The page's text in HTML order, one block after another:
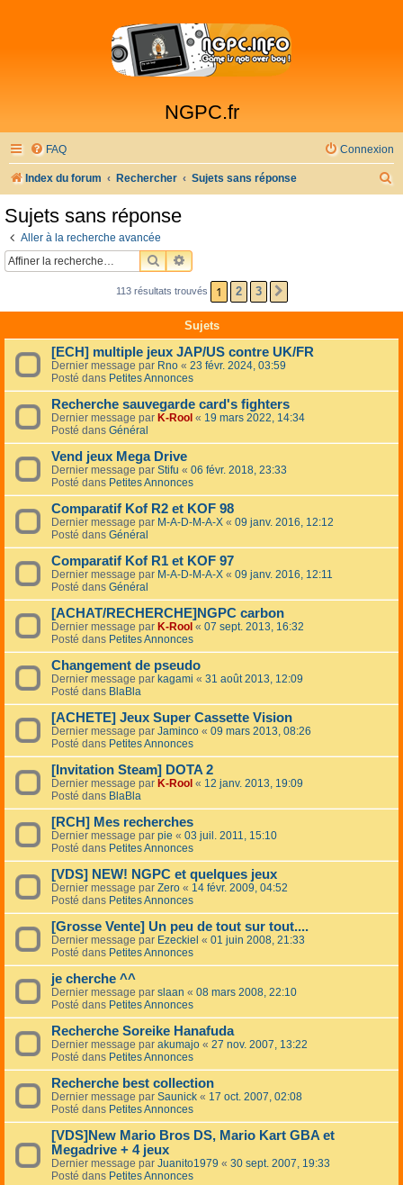
NGPC.fr
FAQ Connexion
Index du forum Rechercher Sujets sans réponse
h
r
Sujets sans réponse
Aller à la recherche avancée
RECHERCHER
RECHERCHE AVANCÉE
113 résultats trouvés 1 2 3
Sujets
[ECH] multiple jeux JAP/US contre UK/FR
Dernier message par Rno « 23 févr. 2024, 03:59
Posté dans Petites Annonces
Recherche sauvegarde card's fighters
Dernier message par K-Rool « 19 mars 2022, 14:34
Posté dans Général
Vend jeux Mega Drive
Dernier message par Stifu « 06 févr. 2018, 23:33
Posté dans Petites Annonces
Comparatif Kof R2 et KOF 98
Dernier message par M-A-D-M-A-X « 09 janv. 2016, 12:12
Posté dans Général
Comparatif Kof R1 et KOF 97
Dernier message par M-A-D-M-A-X « 09 janv. 2016, 12:11
Posté dans Général
[ACHAT/RECHERCHE]NGPC carbon
Dernier message par K-Rool « 07 sept. 2013, 16:32
Posté dans Petites Annonces
Changement de pseudo
Dernier message par kagami « 31 août 2013, 12:09
Posté dans BlaBla
[ACHETE] Jeux Super Cassette Vision
Dernier message par Jaminco « 09 mars 2013, 08:26
Posté dans Petites Annonces
[Invitation Steam] DOTA 2
Dernier message par K-Rool « 12 janv. 2013, 19:09
Posté dans BlaBla
[RCH] Mes recherches
Dernier message par pie « 03 juil. 2011, 15:10
Posté dans Petites Annonces
[VDS] NEW! NGPC et quelques jeux
Dernier message par Zero « 14 févr. 2009, 04:52
Posté dans Petites Annonces
[Grosse Vente] Un peu de tout sur tout....
Dernier message par Ezeckiel « 01 juin 2008, 21:33
Posté dans Petites Annonces
je cherche ^^
Dernier message par slaan « 08 mars 2008, 22:10
Posté dans Petites Annonces
Recherche Soreike Hanafuda
Dernier message par akumajo « 27 nov. 2007, 13:22
Posté dans Petites Annonces
Recherche best collection
Dernier message par Saunick « 17 oct. 2007, 02:08
Posté dans Petites Annonces
[VDS]New Mario Bros DS, Mario Kart GBA et
Megadrive + 4 jeux
Dernier message par Juanito1979 « 30 sept. 2007, 19:33
Posté dans Petites Annonces